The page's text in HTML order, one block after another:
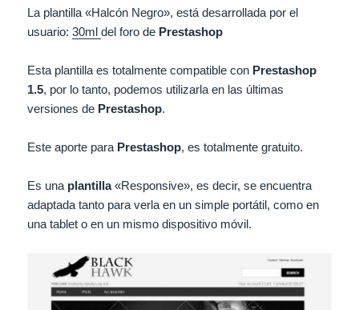
La plantilla «Halcón Negro», está desarrollada por el
usuario:30mldel foro de Prestashop
Esta plantilla es totalmente compatible con Prestashop
1.5, por lo tanto, podemos utilizarla en las últimas
versiones de Prestashop.
Este aporte para Prestashop, es totalmente gratuito.
Es una plantilla«Responsive», es decir, se encuentra
adaptada tanto para verla en un simple portátil, como en
una tablet o en un mismo dispositivo móvil.